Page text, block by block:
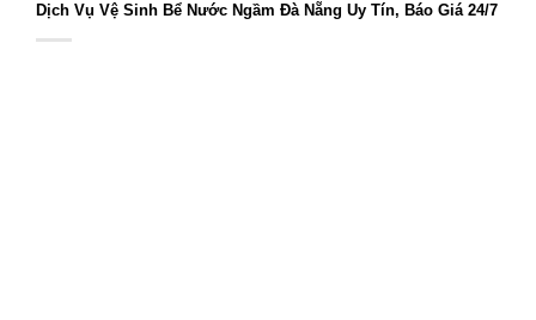
Dịch Vụ Vệ Sinh Bể Nước Ngầm Đà Nẵng Uy Tín, Báo Giá 24/7